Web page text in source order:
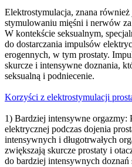
Elektrostymulacja, znana również
stymulowaniu mięśni i nerwów
W kontekście seksualnym,
do dostarczania impulsów
erogennych, w tym prostaty.
skurcze i intensywne doznania,
seksualną i podniecenie.
Korzyści z elektrostymulacji
1) Bardziej intensywne orgazmy:
elektrycznej podczas dojenia
intensywnych i długotrwałych
zwiększają skurcze prostaty i
do bardziej intensywnych doznań